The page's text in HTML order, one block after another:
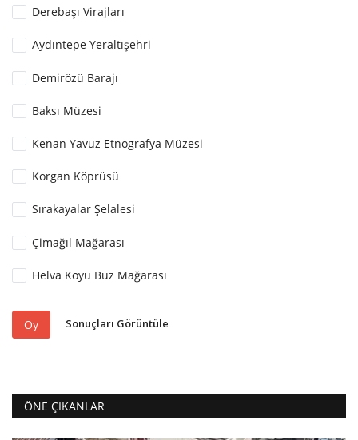
Derebaşı Virajları
Aydıntepe Yeraltışehri
Demirözü Barajı
Baksı Müzesi
Kenan Yavuz Etnografya Müzesi
Korgan Köprüsü
Sırakayalar Şelalesi
Çimağıl Mağarası
Helva Köyü Buz Mağarası
Oy Sonuçları Görüntüle
ÖNE ÇIKANLAR